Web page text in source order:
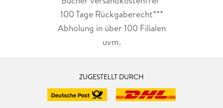
100 Tage Rückgaberecht***
Abholung in über 100 Filialen
uvm.
ZUGESTELLT DURCH